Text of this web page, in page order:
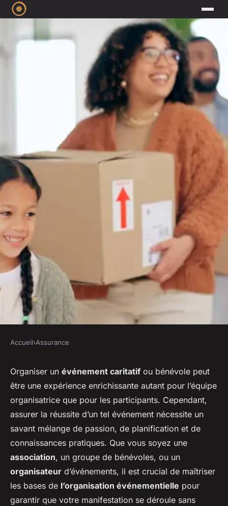
Comment assurer un
événement caritatif ou
bénévole ?
Théo•22 décembre 2023•5 min de lecture
Accueil›Assurance
Organiser un événement caritatif ou bénévole peut
être une expérience enrichissante autant pour l’équipe
organisatrice que pour les participants. Cependant,
assurer la réussite d’un tel événement nécessite un
savant mélange de passion, de planification et de
connaissances pratiques. Que vous soyez une
association, un groupe de bénévoles, ou un
organisateur d’événements, il est crucial de maîtriser
les bases de l’organisation événementielle pour
garantir que votre manifestation se déroule sans